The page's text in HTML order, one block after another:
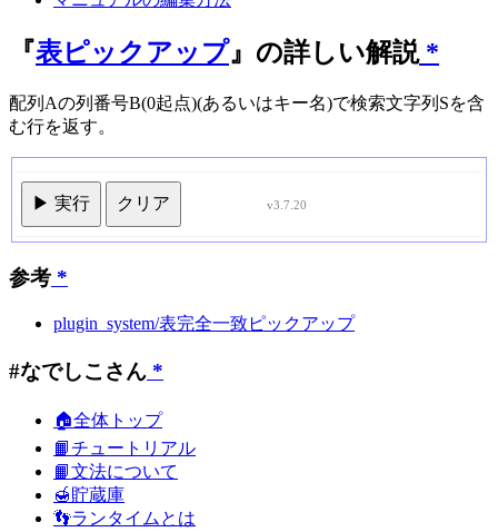
『表ピックアップ』の詳しい解説*
配列Aの列番号B(0起点)(あるいはキー名)で検索文字列Sを含
む行を返す。
▶ 実行 クリア v3.7.20
参考 *
plugin_system/表完全一致ピックアップ
#なでしこさん *
🏠全体トップ
📙チュートリアル
📙文法について
🍯貯蔵庫
👣ランタイムとは